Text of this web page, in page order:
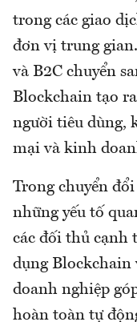
trong các giao
đơn vị trung
và B2C chuyển
Blockchain tạo
người tiêu dùng,
mại và kinh
Trong chuyển
những yếu tố
các đối thủ cạnh
dụng Blockchain
doanh nghiệp
hoàn toàn tự